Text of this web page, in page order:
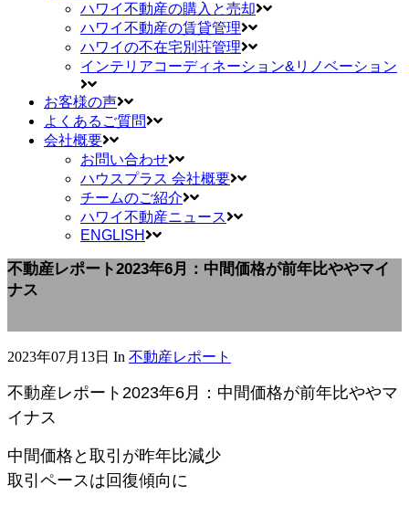
ハワイ不動産の購入と売却
ハワイ不動産の賃貸管理
ハワイの不在宅別荘管理
インテリアコーディネーション&リノベーション
お客様の声
よくあるご質問
会社概要
お問い合わせ
ハウスプラス 会社概要
チームのご紹介
ハワイ不動産ニュース
ENGLISH
不動産レポート2023年6月：中間価格が前年比ややマイ
ナス
2023年07月13日 In 不動産レポート
不動産レポート2023年6月：中間価格が前年比ややマ
イナス
中間価格と取引が昨年比減少
取引ペースは回復傾向に